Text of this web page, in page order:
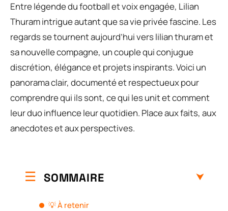
Entre légende du football et voix engagée, Lilian
Thuram intrigue autant que sa vie privée fascine. Les
regards se tournent aujourd’hui vers lilian thuram et
sa nouvelle compagne, un couple qui conjugue
discrétion, élégance et projets inspirants. Voici un
panorama clair, documenté et respectueux pour
comprendre qui ils sont, ce qui les unit et comment
leur duo influence leur quotidien. Place aux faits, aux
anecdotes et aux perspectives.
SOMMAIRE
💡 À retenir